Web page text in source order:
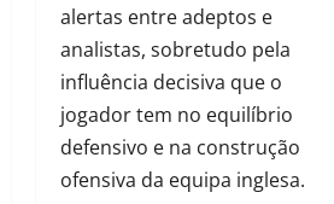
alertas entre adeptos e
analistas, sobretudo pela
influência decisiva que o
jogador tem no equilíbrio
defensivo e na construção
ofensiva da equipa inglesa.